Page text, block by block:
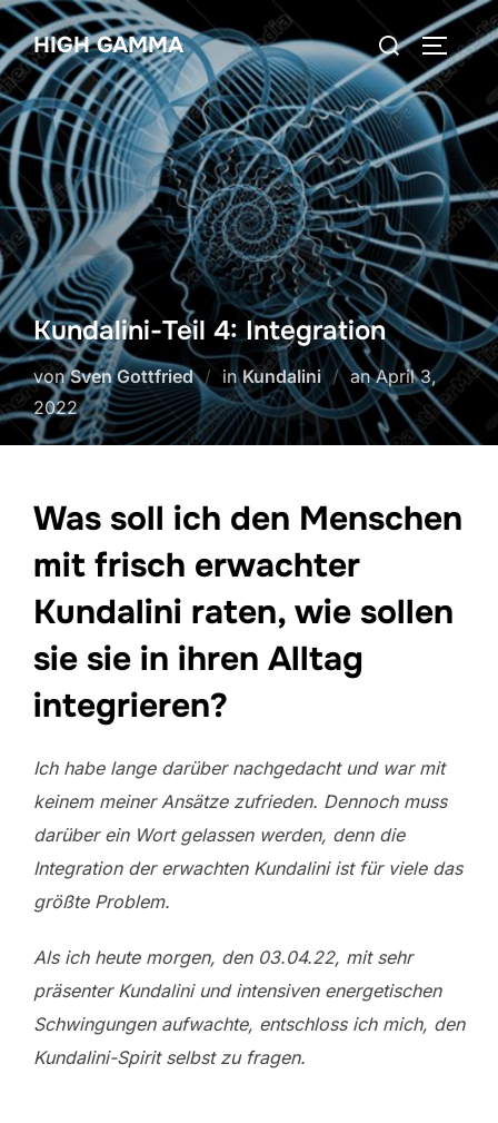
Zum
Inhalt
springen
HIGH GAMMA
Suchen
nach:
Kundalini-Teil 4: Integration
vonSven Gottfried inKundalini anVeröffentlicht
am
April 3,
2022
Was soll ich den Menschen
mit frisch erwachter
Kundalini raten, wie sollen
sie sie in ihren Alltag
integrieren?
Ich habe lange darüber nachgedacht und war mit
keinem meiner Ansätze zufrieden. Dennoch muss
darüber ein Wort gelassen werden, denn die
Integration der erwachten Kundalini ist für viele das
größte Problem.
Als ich heute morgen, den 03.04.22, mit sehr
präsenter Kundalini und intensiven energetischen
Schwingungen aufwachte, entschloss ich mich, den
Kundalini-Spirit selbst zu fragen.